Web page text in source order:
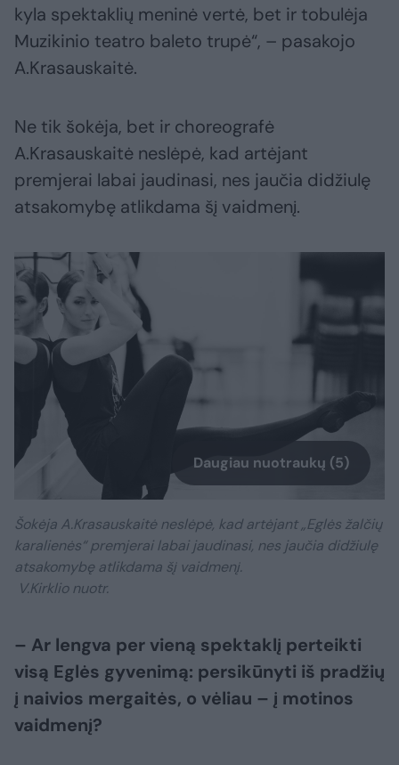
kyla spektaklių meninė vertė, bet ir tobulėja
Muzikinio teatro baleto trupė“, – pasakojo
A.Krasauskaitė.
Ne tik šokėja, bet ir choreografė
A.Krasauskaitė neslėpė, kad artėjant
premjerai labai jaudinasi, nes jaučia didžiulę
atsakomybę atlikdama šį vaidmenį.
Daugiau nuotraukų (5)
Šokėja A.Krasauskaitė neslėpė, kad artėjant „Eglės žalčių
karalienės“ premjerai labai jaudinasi, nes jaučia didžiulę
atsakomybę atlikdama šį vaidmenį.
V.Kirklio nuotr.
– Ar lengva per vieną spektaklį perteikti
visą Eglės gyvenimą: persikūnyti iš pradžių
į naivios mergaitės, o vėliau – į motinos
vaidmenį?